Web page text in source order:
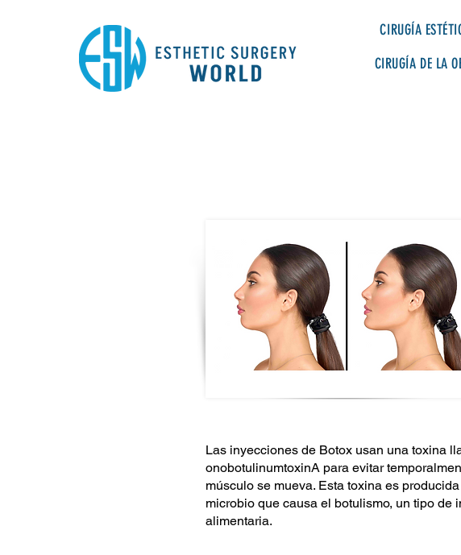
CIRUGÍA
CIRUGÍA DE LA
Las inyecciones de Botox usan una toxina
onobotulinumtoxinA para evitar
músculo se mueva. Esta toxina es
microbio que causa el botulismo, un tipo de
alimentaria.